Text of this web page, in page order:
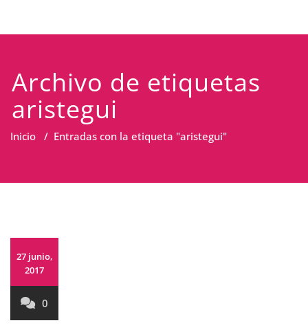
Archivo de etiquetas
aristegui
Inicio / Entradas con la etiqueta "aristegui"
27 junio,
2017
0